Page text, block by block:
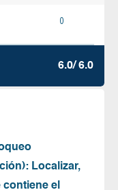
0
6.0/ 6.0
Localizar,
el